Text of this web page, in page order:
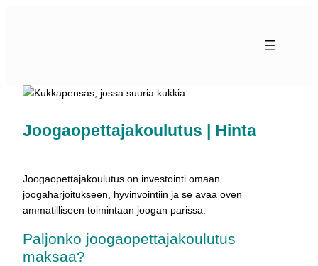
Joogaopettajakoulutus | Hinta
Joogaopettajakoulutus on investointi omaan
joogaharjoitukseen, hyvinvointiin ja se avaa oven
ammatilliseen toimintaan joogan parissa.
Paljonko joogaopettajakoulutus
maksaa?